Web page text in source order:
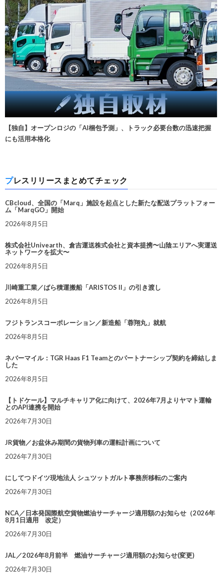
【独自】オープンロジの「AI梱包予測」、トラック必要台数の迅速把握
にも活用本格化
プレスリリースまとめてチェック
CBcloud、全国の「Marq」施設を起点とした新たな配送プラットフォー
ム「MarqGO」開始
2026年8月5日
株式会社Univearth、倉吉運送株式会社と資本提携〜山陰エリアへ実運送
ネットワークを拡大〜
2026年8月5日
川崎重工業／ばら積運搬船「ARISTOS II」の引き渡し
2026年8月5日
フジトランスコーポレーション／新造船「蓉翔丸」就航
2026年8月5日
ネバーマイル：TGR Haas F1 Teamとのパートナーシップ契約を締結しま
した
2026年8月5日
【トドケール】マルチキャリア化に向けて、2026年7月よりヤマト運輸
とのAPI連携を開始
2026年7月30日
JR貨物／お盆休み期間の貨物列車の運転計画について
2026年7月30日
にしてつドイツ現地法人 シュツットガルト事務所移転のご案内
2026年7月30日
NCA／日本発国際航空貨物燃油サーチャージ適用額のお知らせ（2026年
8月1日適用 改定）
2026年7月30日
JAL／2026年8月前半 燃油サーチャージ適用額のお知らせ(変更)
2026年7月30日